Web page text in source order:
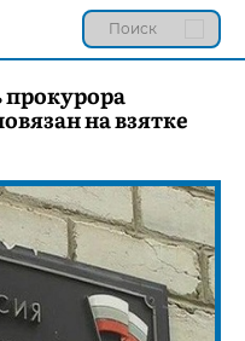
прокурора
на взятке